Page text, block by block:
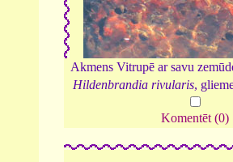
Akmens Vitrupē ar savu
Hildenbrandia rivularis,
Komentēt (0)